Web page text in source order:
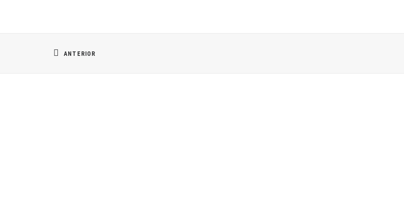
ANTERIOR